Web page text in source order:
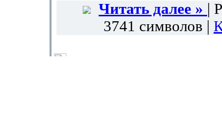
Читать далее »
|
3741 символов |